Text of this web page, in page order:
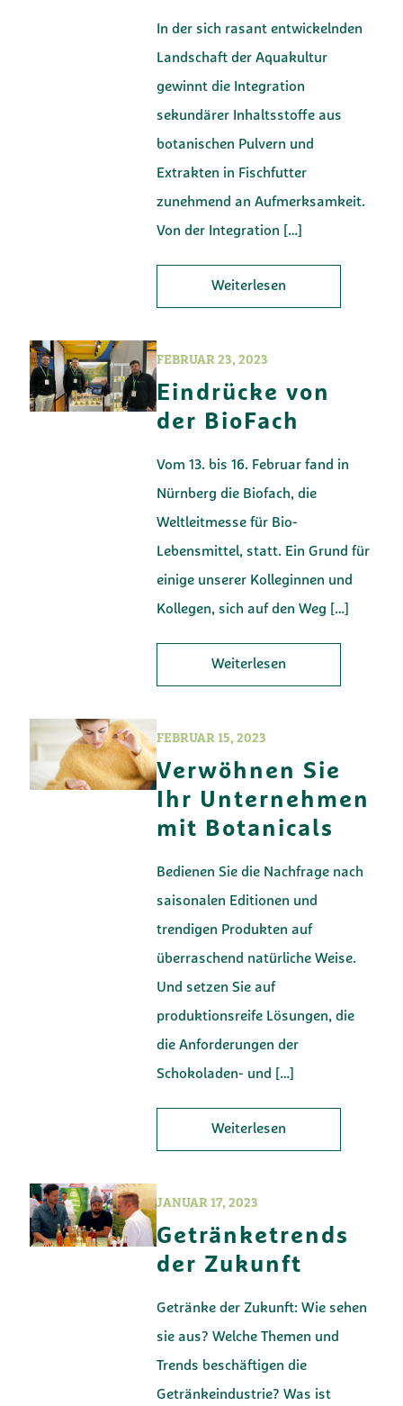
In der sich rasant entwickelnden
Landschaft der Aquakultur
gewinnt die Integration
sekundärer Inhaltsstoffe aus
botanischen Pulvern und
Extrakten in Fischfutter
zunehmend an Aufmerksamkeit.
Von der Integration […]
Weiterlesen
FEBRUAR 23, 2023
Eindrücke von
der BioFach
Vom 13. bis 16. Februar fand in
Nürnberg die Biofach, die
Weltleitmesse für Bio-
Lebensmittel, statt. Ein Grund für
einige unserer Kolleginnen und
Kollegen, sich auf den Weg […]
Weiterlesen
FEBRUAR 15, 2023
Verwöhnen Sie
Ihr Unternehmen
mit Botanicals
Bedienen Sie die Nachfrage nach
saisonalen Editionen und
trendigen Produkten auf
überraschend natürliche Weise.
Und setzen Sie auf
produktionsreife Lösungen, die
die Anforderungen der
Schokoladen- und […]
Weiterlesen
JANUAR 17, 2023
Getränketrends
der Zukunft
Getränke der Zukunft: Wie sehen
sie aus? Welche Themen und
Trends beschäftigen die
Getränkeindustrie? Was ist